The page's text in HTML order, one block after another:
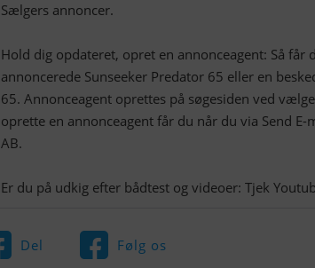
Sælgers annoncer.
Hold dig opdateret, opret en annonceagent: Så
annoncerede Sunseeker Predator 65 eller en
65. Annonceagent oprettes på søgesiden ved
oprette en annonceagent får du når du via Send
AB.
Del Følg os